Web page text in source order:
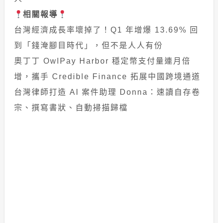
相關報導
台灣經濟成長率壞掉了！Q1 年增爆 13.69% 回
到「錢淹腳目時代」，但不是人人有份
奧丁丁 OwlPay Harbor 穩定幣支付量連月倍
增，攜手 Credible Finance 拓展中國跨境通道
台灣律師打造 AI 案件助理 Donna：速讀自存卷
宗、撰寫書狀、自動掃描歸檔